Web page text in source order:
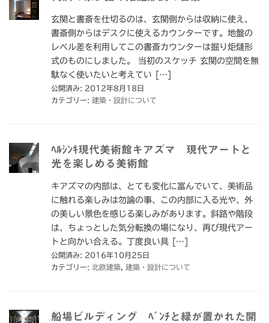
玄関と書斎を仕切るのは、玄関側からは収納に使え、
書斎側からはデスクに使えるカウンターです。地盤の
レベル差を利用してこの書斎カウンターは掘り炬燵形
式のものにしました。 当初のスケッチ 玄関の空間を無
駄なく使いたいと考えてい […]
公開済み: 2012年8月18日
カテゴリー: 建築・設計について
ﾍﾙｼﾝｷ現代美術館キアズマ 現代アートと
光を楽しめる美術館
キアズマの内部は、とても変化に富んでいて、美術品
に触れる楽しみは勿論の事、この内部に入る光や、外
の美しい景色を感じる楽しみがあります。斜路や階段
は、ちょっとした気分転換の場になり、再び現代アー
トと向かい合える。丁度良い具 […]
公開済み: 2016年10月25日
カテゴリー: 北欧建築 建築・設計について
船場ビルディング ﾍﾞﾝﾁと緑が置かれた開